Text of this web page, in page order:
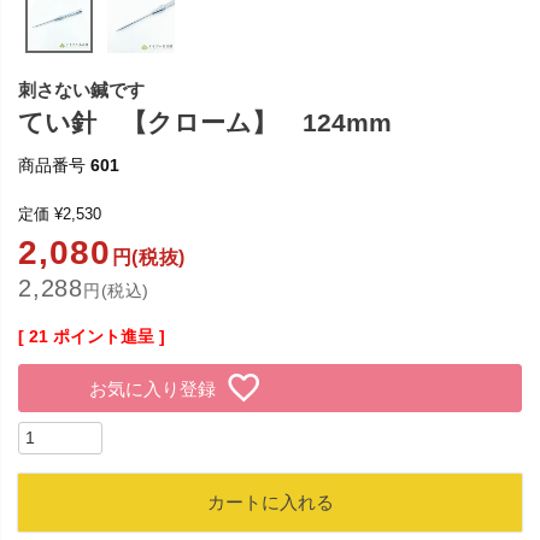
刺さない鍼です
てい針 【クローム】 124mm
商品番号 601
定価 ¥2,530
2,080 円(税抜)
2,288円(税込)
[ 21 ポイント進呈 ]
お気に入り登録
カートに入れる